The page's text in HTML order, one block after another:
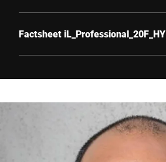
Factsheet iL_Professional_20F_HY